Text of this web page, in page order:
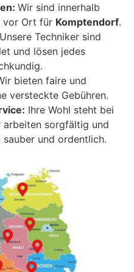
Wir sind innerhalb
vor Ort für Komptendorf.
Unsere Techniker sind
und lösen jedes
bieten faire und
versteckte Gebühren.
Ihre Wohl steht bei
arbeiten sorgfältig und
sauber und ordentlich.